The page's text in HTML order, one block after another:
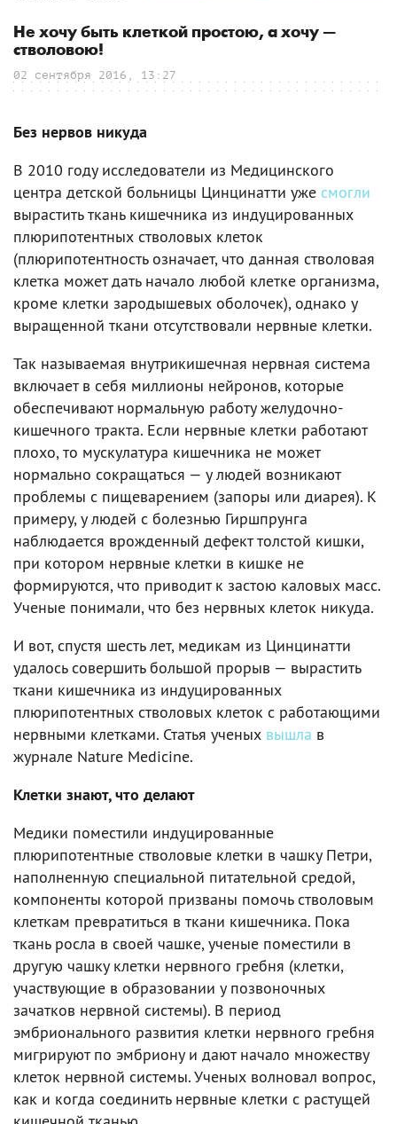
Не хочу быть клеткой простою, а хочу —
стволовою!
02 сентября 2016, 13:27
Без нервов никуда
В 2010 году исследователи из Медицинского
центра детской больницы Цинцинатти уже смогли
вырастить ткань кишечника из индуцированных
плюрипотентных стволовых клеток
(плюрипотентность означает, что данная стволовая
клетка может дать начало любой клетке организма,
кроме клетки зародышевых оболочек), однако у
выращенной ткани отсутствовали нервные клетки.
Так называемая внутрикишечная нервная система
включает в себя миллионы нейронов, которые
обеспечивают нормальную работу желудочно-
кишечного тракта. Если нервные клетки работают
плохо, то мускулатура кишечника не может
нормально сокращаться — у людей возникают
проблемы с пищеварением (запоры или диарея). К
примеру, у людей с болезнью Гиршпрунга
наблюдается врожденный дефект толстой кишки,
при котором нервные клетки в кишке не
формируются, что приводит к застою каловых масс.
Ученые понимали, что без нервных клеток никуда.
И вот, спустя шесть лет, медикам из Цинцинатти
удалось совершить большой прорыв — вырастить
ткани кишечника из индуцированных
плюрипотентных стволовых клеток с работающими
нервными клетками. Статья ученых вышла в
журнале Nature Medicine.
Клетки знают, что делают
Медики поместили индуцированные
плюрипотентные стволовые клетки в чашку Петри,
наполненную специальной питательной средой,
компоненты которой призваны помочь стволовым
клеткам превратиться в ткани кишечника. Пока
ткань росла в своей чашке, ученые поместили в
другую чашку клетки нервного гребня (клетки,
участвующие в образовании у позвоночных
зачатков нервной системы). В период
эмбрионального развития клетки нервного гребня
мигрируют по эмбриону и дают начало множеству
клеток нервной системы. Ученых волновал вопрос,
как и когда соединить нервные клетки с растущей